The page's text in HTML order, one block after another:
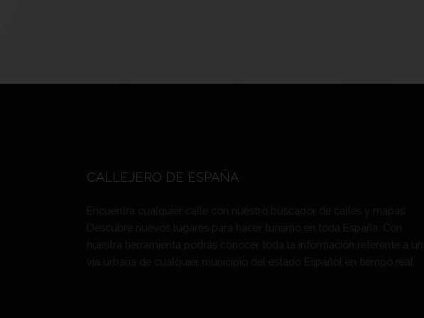
CALLEJERO DE ESPAÑA
Encuentra cualquier calle con nuestro buscador de calles y mapas.
Descubre nuevos lugares para hacer turismo en toda España. Con
nuestra herramienta podrás conocer toda la información referente a una
vía urbana de cualquier municipio del estado Español en tiempo real.